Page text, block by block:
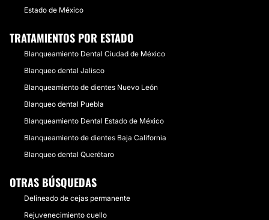
Estado de México
TRATAMIENTOS POR ESTADO
Blanqueamiento Dental Ciudad de México
Blanqueo dental Jalisco
Blanqueamiento de dientes Nuevo León
Blanqueo dental Puebla
Blanqueamiento Dental Estado de México
Blanqueamiento de dientes Baja California
Blanqueo dental Querétaro
OTRAS BÚSQUEDAS
Delineado de cejas permanente
Rejuvenecimiento cuello